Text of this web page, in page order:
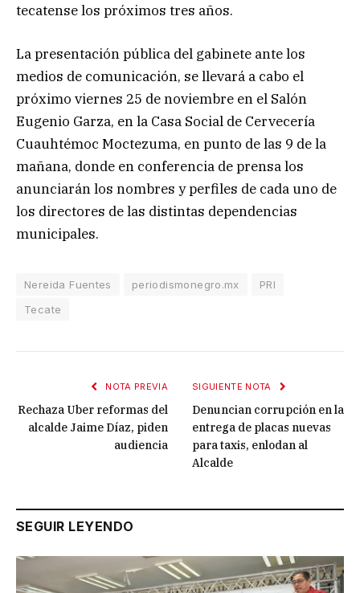
tecatense los próximos tres años.
La presentación pública del gabinete ante los
medios de comunicación, se llevará a cabo el
próximo viernes 25 de noviembre en el Salón
Eugenio Garza, en la Casa Social de Cervecería
Cuauhtémoc Moctezuma, en punto de las 9 de la
mañana, donde en conferencia de prensa los
anunciarán los nombres y perfiles de cada uno de
los directores de las distintas dependencias
municipales.
Nereida Fuentes periodismonegro.mx
PRI
Tecate
NOTA PREVIA
Rechaza Uber reformas del
alcalde Jaime Díaz, piden
audiencia
SIGUIENTE NOTA
Denuncian corrupción en la
entrega de placas nuevas
para taxis, enlodan al
Alcalde
SEGUIR LEYENDO